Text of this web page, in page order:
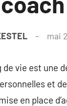
mai
de vie est une
et
en place